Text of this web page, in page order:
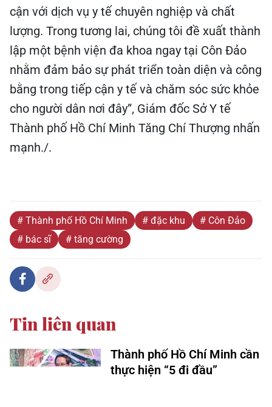
cận với dịch vụ y tế chuyên nghiệp và chất
lượng. Trong tương lai, chúng tôi đề xuất thành
lập một bệnh viện đa khoa ngay tại Côn Đảo
nhằm đảm bảo sự phát triển toàn diện và công
bằng trong tiếp cận y tế và chăm sóc sức khỏe
cho người dân nơi đây”, Giám đốc Sở Y tế
Thành phố Hồ Chí Minh Tăng Chí Thượng nhấn
mạnh./.
# Thành phố Hồ Chí Minh # đặc khu
# Côn Đảo
# bác sĩ
# tăng cường
Tin liên quan
Thành phố Hồ Chí Minh cần
thực hiện “5 đi đầu”